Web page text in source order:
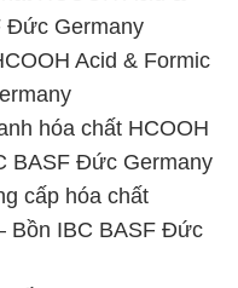
Đức Germany
Acid & Formic
hóa chất HCOOH
BASF Đức Germany
cấp hóa chất
Bồn IBC BASF Đức